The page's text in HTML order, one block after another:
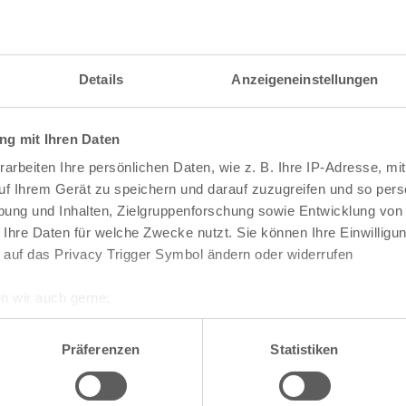
Details Anzeigeneinstellungen
mit Ihren Daten
Ihre persönlichen Daten, wie z. B. Ihre IP-Adresse,
Ihrem Gerät zu speichern und darauf zuzugreifen und so
und Inhalten, Zielgruppenforschung sowie Entwicklung
Daten für welche Zwecke nutzt. Sie können Ihre
das Privacy Trigger Symbol ändern oder widerrufen
geografische Lage erfassen, welche bis auf einige Meter
Scannen nach bestimmten Merkmalen (Fingerprinting)
Ihre persönlichen Daten verarbeitet werden, und legen Sie
Präferenzen Statistiken
Darstellung des RVR-Kartenwerks
mit vielen weiteren Details wie z.B.